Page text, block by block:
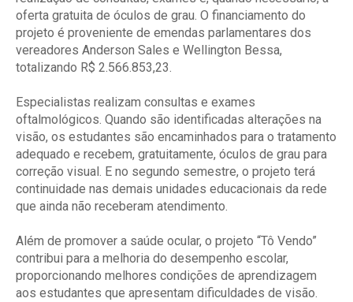
oferta gratuita de óculos de grau. O financiamento do
projeto é proveniente de emendas parlamentares dos
vereadores Anderson Sales e Wellington Bessa,
totalizando R$ 2.566.853,23.
Especialistas realizam consultas e exames
oftalmológicos. Quando são identificadas alterações na
visão, os estudantes são encaminhados para o tratamento
adequado e recebem, gratuitamente, óculos de grau para
correção visual. E no segundo semestre, o projeto terá
continuidade nas demais unidades educacionais da rede
que ainda não receberam atendimento.
Além de promover a saúde ocular, o projeto “Tô Vendo”
contribui para a melhoria do desempenho escolar,
proporcionando melhores condições de aprendizagem
aos estudantes que apresentam dificuldades de visão.